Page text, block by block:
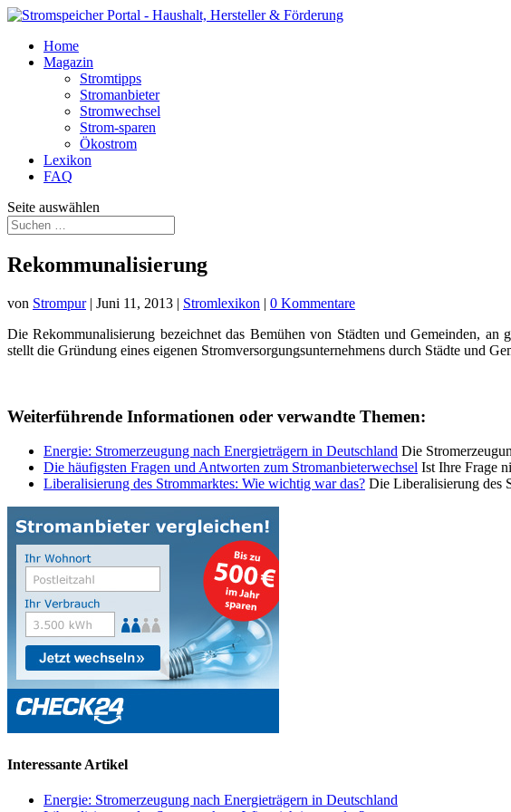
Home
Magazin
Stromtipps
Stromanbieter
Stromwechsel
Strom-sparen
Ökostrom
Lexikon
FAQ
Seite auswählen
Rekommunalisierung
von Strompur| Juni 11, 2013 | Stromlexikon | 0 Kommentare
Die Rekommunalisierung bezeichnet das Bemühen von Städten und Gemeinden,
stellt die Gründung eines eigenen Stromversorgungsunternehmens durch Städte und
Weiterführende Informationen oder verwandte Themen:
Energie: Stromerzeugung nach Energieträgern in Deutschland Die
Die häufigsten Fragen und Antworten zum Stromanbieterwechsel Ist Ihre Frage
Liberalisierung des Strommarktes: Wie wichtig war das? Die Liberalisierung des
Interessante Artikel
Energie: Stromerzeugung nach Energieträgern in Deutschland